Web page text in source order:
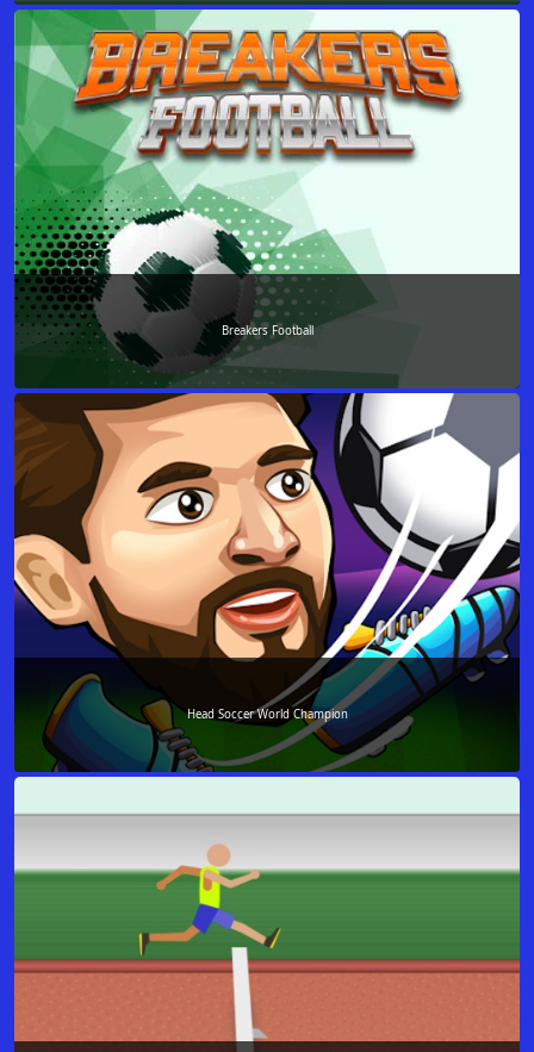
Breakers Football
Head Soccer World Champion